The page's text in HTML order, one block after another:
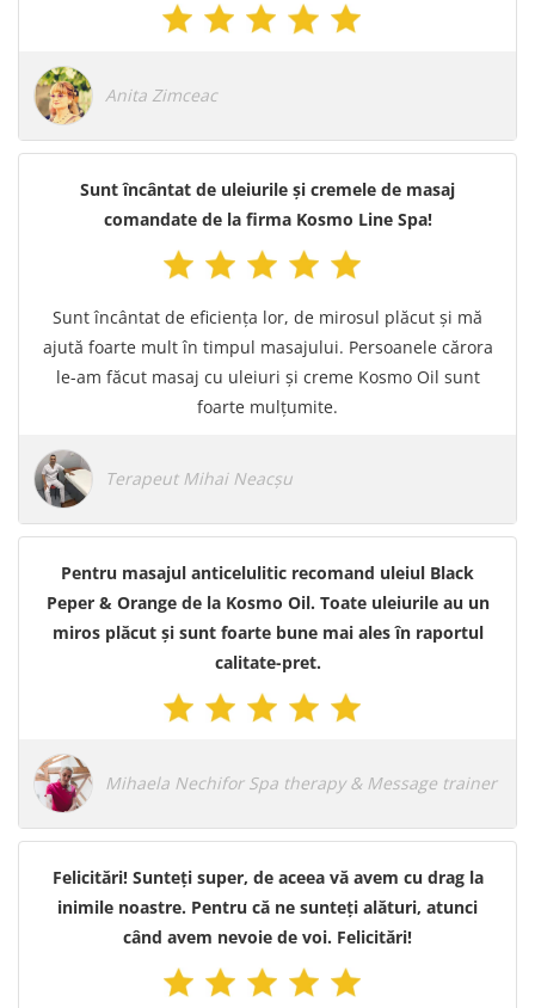
Anita Zimceac
Sunt încântat de uleiurile și cremele de masaj
comandate de la firma Kosmo Line Spa!
Sunt încântat de eficiența lor, de mirosul plăcut și mă
ajută foarte mult în timpul masajului. Persoanele cărora
le-am făcut masaj cu uleiuri și creme Kosmo Oil sunt
foarte mulțumite.
Terapeut Mihai Neacșu
Pentru masajul anticelulitic recomand uleiul Black
Peper & Orange de la Kosmo Oil. Toate uleiurile au un
miros plăcut și sunt foarte bune mai ales în raportul
calitate-pret.
Mihaela Nechifor Spa therapy & Message trainer
Felicitări! Sunteți super, de aceea vă avem cu drag la
inimile noastre. Pentru că ne sunteți alături, atunci
când avem nevoie de voi. Felicitări!